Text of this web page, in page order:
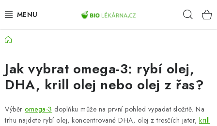
na
AKCE
DOPLŇKY STRAVY
PŘÍRODNÍ KOSMETIKA
SPORT
Domů
Jak vybrat omega-3: rybí olej,
DHA, krill olej nebo olej z řas?
Výběr omega-3 doplňku může na první pohled vypadat složitě. Na
trhu najdete rybí olej, koncentrované DHA, olej z tresčích jater, krill